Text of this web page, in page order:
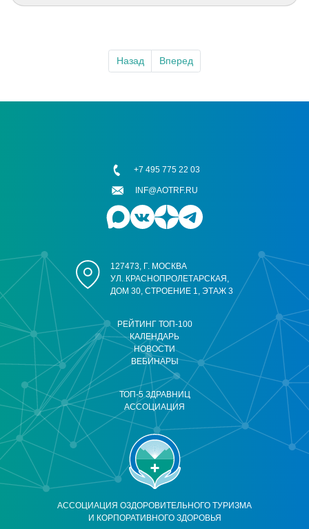
Назад Вперед
АССОЦИАЦИЯ ОЗДОРОВИТЕЛЬНОГО ТУРИЗМА
И КОРПОРАТИВНОГО ЗДОРОВЬЯ
РЕЙТИНГ ТОП-100
КАЛЕНДАРЬ
НОВОСТИ
ВЕБИНАРЫ
ТОП-5 ЗДРАВНИЦ
АССОЦИАЦИЯ
127473, Г. МОСКВА
УЛ. КРАСНОПРОЛЕТАРСКАЯ,
ДОМ 30, СТРОЕНИЕ 1, ЭТАЖ 3
+7 495 775 22 03
INF@AOTRF.RU